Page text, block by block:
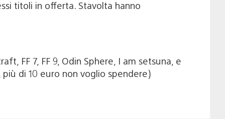
titoli in offerta. Stavolta hanno
FF 7, FF 9, Odin Sphere, I am setsuna, e
di 10 euro non voglio spendere)